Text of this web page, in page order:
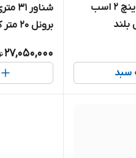
شناور ۱۴۴ متری ۱/۴_۱ اینچ ۲ اسب
کابل بلند
سبد
27,050,000